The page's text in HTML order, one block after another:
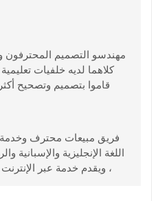
مهندسو التصميم المحترفون
كلاهما لديه خلفيات
قاموا بتصميم وتصحيح أكثر من 100
فريق مبيعات محترف وخدمة
اللغة الإنجليزية والإسبانية
، ويقدم خدمة عبر الإنترنت لمدة 7